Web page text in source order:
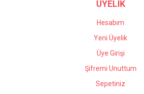
ÜYELİK
Hesabım
Yeni Üyelik
Üye Girişi
Şifremi Unuttum
Sepetiniz